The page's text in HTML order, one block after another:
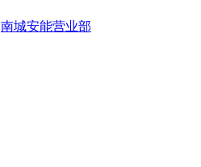
南城安能营业部